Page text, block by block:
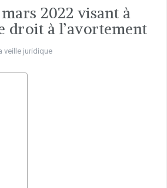
2022 visant à
droit à l’avortement
veille juridique